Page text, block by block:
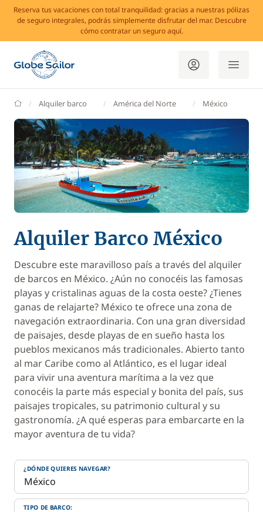
Reserva tus vacaciones con total tranquilidad: gracias a nuestras pólizas
de seguro integrales, podrás simplemente disfrutar del mar. Descubre
cómo contratar un seguro aquí.
GlobeSailor
Alquiler barco América del Norte México
Alquiler Barco México
Descubre este maravilloso país a través del alquiler
de barcos en México. ¿Aún no conocéis las famosas
playas y cristalinas aguas de la costa oeste? ¿Tienes
ganas de relajarte? México te ofrece una zona de
navegación extraordinaria. Con una gran diversidad
de paisajes, desde playas de en sueño hasta los
pueblos mexicanos más tradicionales. Abierto tanto
al mar Caribe como al Atlántico, es el lugar ideal
para vivir una aventura marítima a la vez que
conocéis la parte más especial y bonita del país, sus
paisajes tropicales, su patrimonio cultural y su
gastronomía. ¿A qué esperas para embarcarte en la
mayor aventura de tu vida?
¿DÓNDE QUIERES NAVEGAR?
TIPO DE BARCO: